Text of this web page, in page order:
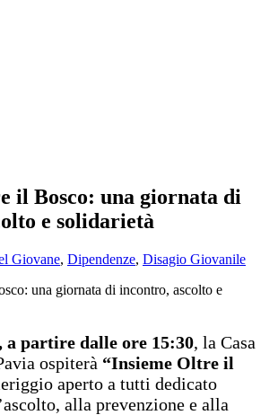
il Bosco: una giornata di
e solidarietà
Giovane, Dipendenze, Disagio Giovanile
a partire dalle ore 15:30, la Casa
ospiterà “Insieme Oltre il
aperto a tutti dedicato
alla prevenzione e alla